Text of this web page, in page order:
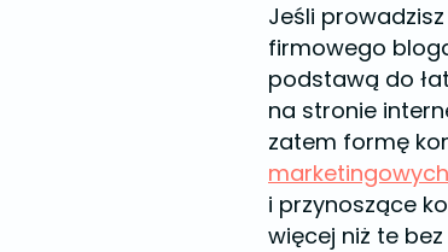
Jeśli
firmowego
podstawą do
na stronie
zatem formę
marketingowych
i przynoszące
więcej niż te